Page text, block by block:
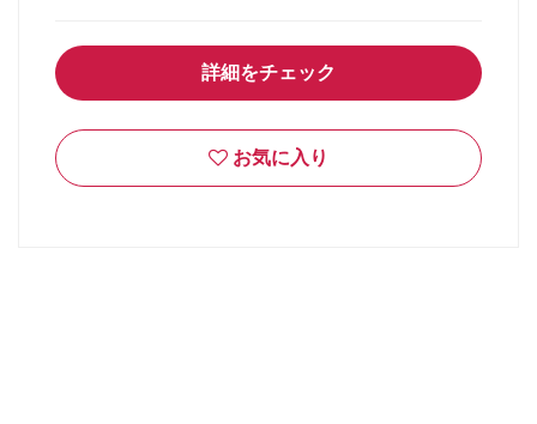
詳細をチェック
お気に入り